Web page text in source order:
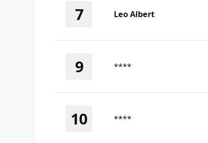
7 Leo Albert
9 ****
10 ****